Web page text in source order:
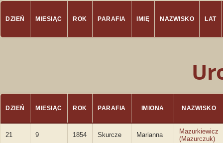
DZIEŃ MIESIĄC ROK PARAFIA IMIĘ NAZWISKO LAT
DZIEŃ MIESIĄC ROK PARAFIA IMIONA NAZWISKO
21 9 1854 Skurcze Marianna
Mazurkiewicz
(Mazurczuk)